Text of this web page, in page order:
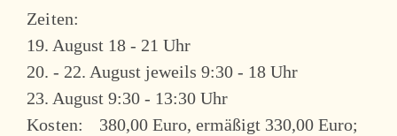
Zeiten:
19. August 18 - 21 Uhr
20. - 22. August jeweils 9:30 - 18 Uhr
23. August 9:30 - 13:30 Uhr
Kosten: 380,00 Euro, ermäßigt 330,00 Euro;